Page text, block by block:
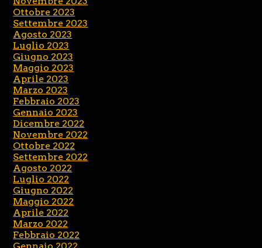
Ottobre 2023
Settembre 2023
Agosto 2023
Luglio 2023
Giugno 2023
Maggio 2023
Aprile 2023
Marzo 2023
Febbraio 2023
Gennaio 2023
Dicembre 2022
Novembre 2022
Ottobre 2022
Settembre 2022
Agosto 2022
Luglio 2022
Giugno 2022
Maggio 2022
Aprile 2022
Marzo 2022
Febbraio 2022